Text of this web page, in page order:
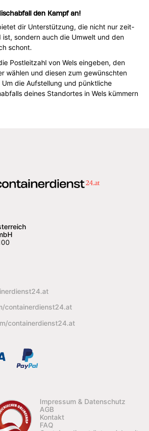
den Kampf an!
dir Unterstützung, die nicht nur zeit-
ist, sondern auch die Umwelt und den
schont.
Postleitzahl von Wels eingeben, den
wählen und diesen zum gewünschten
die Aufstellung und pünktliche
deines Standortes in Wels kümmern
containerdienst24.at
containerdienst24.at
Impressum & Datenschutz
AGB
Kontakt
FAQ